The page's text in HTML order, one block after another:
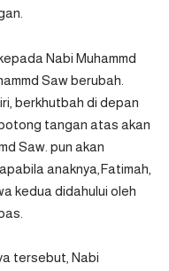
Nabi Muhammd
Saw berubah.
berkhutbah di depan
tangan atas akan
Saw. pun akan
anaknya,Fatimah,
kedua didahului oleh
tersebut, Nabi